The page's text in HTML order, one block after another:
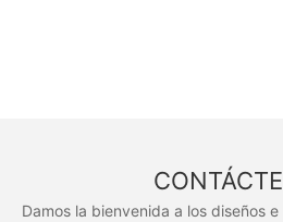
Damos la bienvenida a los diseños